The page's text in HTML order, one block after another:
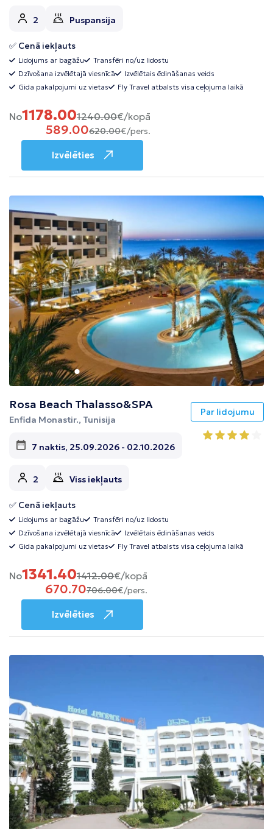
2 Puspansija
✅ Cenā iekļauts
Lidojums ar bagāžu
Transfēri no/uz lidostu
Dzīvošana izvēlētajā viesnīcā
Izvēlētais ēdināšanas veids
Gida pakalpojumi uz vietas
Fly Travel atbalsts visa ceļojuma laikā
No1178.001240.00€/kopā
589.00620.00€/pers.
Izvēlēties
Rosa Beach Thalasso&SPA
Enfida Monastir., Tunisija
7 naktis, 25.09.2026 - 02.10.2026
2 Viss iekļauts
✅ Cenā iekļauts
Lidojums ar bagāžu
Transfēri no/uz lidostu
Dzīvošana izvēlētajā viesnīcā
Izvēlētais ēdināšanas veids
Gida pakalpojumi uz vietas
Fly Travel atbalsts visa ceļojuma laikā
Par lidojumu
No1341.401412.00€/kopā
670.70706.00€/pers.
Izvēlēties